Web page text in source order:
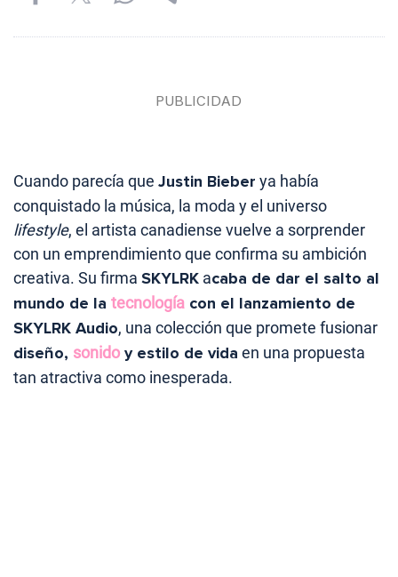
Cuando parecía que Justin Bieber ya había
conquistado la música, la moda y el universo
lifestyle, el artista canadiense vuelve a sorprender
con un emprendimiento que confirma su ambición
creativa. Su firma SKYLRK acaba de dar el salto al
mundo de la tecnología con el lanzamiento de
SKYLRK Audio, una colección que promete fusionar
diseño, sonido y estilo de vida en una propuesta
tan atractiva como inesperada.